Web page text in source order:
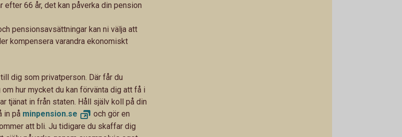
efter 66 år, det kan påverka din pension
pensionsavsättningar kan ni välja att
kompensera varandra ekonomiskt
dig som privatperson. Där får du
hur mycket du kan förvänta dig att få i
tjänat in från staten. Håll själv koll på din
in på minpension.se
och gör en
att bli. Ju tidigare du skaffar dig